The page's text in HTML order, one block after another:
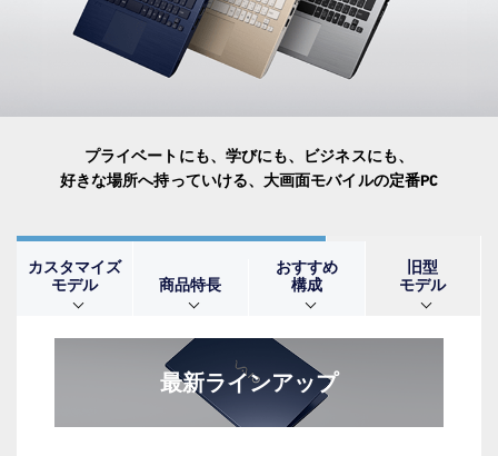
今だけさらにお得なOUTLET SALE！
※2026/8/31（月）午前9:59まで
プライベートにも、学びにも、ビジネスにも、
好きな場所へ持っていける、大画面モバイルの定番PC
カスタマイズ
モデル
商品特長
おすすめ
構成
旧型
モデル
最新ラインアップ